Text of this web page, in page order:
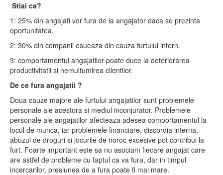
Stiai ca?
1: 25% din angajati vor fura de la angajator daca se prezinta
oportunitatea.
2: 30% din companii esueaza din cauza furtului intern.
3: comportamentul angajatilor poate duce la deteriorarea
productivitatii si nemultumirea clientilor.
De ce fura angajatii ?
Doua cauze majore ale furtului angajatilor sunt problemele
personale ale acestora si mediul inconjurator. Problemele
personale ale angajatilor afecteaza adesea comportamentul la
locul de munca, iar problemele financiare, discordia interna,
abuzul de droguri si jocurile de noroc excesive pot contribui la
furt. Foarte important este sa nu asociam fiecare angajat care
are astfel de probleme cu faptul ca va fura, dar in timpul
incercarilor, presiunea de a fura poate fi mai mare.